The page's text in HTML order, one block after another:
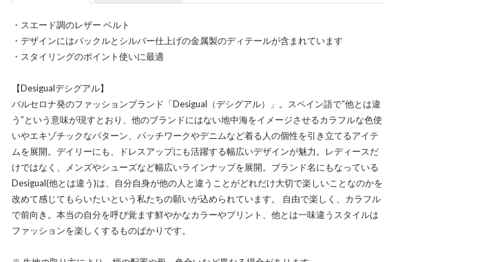
・スエード調のレザー ベルト
・デザインにはバックルとシルバー仕上げの金属製のディテールが含まれています
・スタイリングのポイント使いに最適
【Desigualデシグアル】
バルセロナ発のファッションブランド「Desigual（デシグアル）」。スペイン語で“他とは違
う”という意味が現すとおり、他のブランドにはない地中海をイメージさせるカラフルな色使
いやエキゾチックなパターン、パッチワークやデニムなど着る人の個性を引き立てるアイテ
ムを展開。デイリーにも、ドレスアップにも活躍する幅広いデザインが魅力。レディースだ
けではなく、メンズやシューズなど幅広いラインナップを展開。ブランド名にもなっている
Desigual(他とは違う)は、自分自身が他の人と違うことがどれだけ大切で楽しいことなのかを
改めて感じてもらいたいという私たちの願いが込められています。 自由で楽しく、カラフル
で前向き。本当の自分を呼び覚ます鮮やかなカラーやプリント、他とは一味違うスタイルは
ファッションを楽しくするものばかりです。